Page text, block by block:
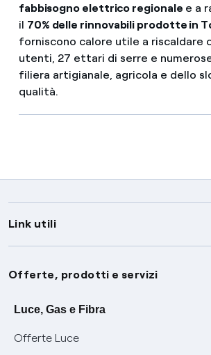
fabbisogno elettrico regionale e a
il 70% delle rinnovabili prodotte in
forniscono calore utile a riscaldare
utenti, 27 ettari di serre e
filiera artigianale, agricola e dello
qualità.
Link utili
Assistenza
Avvisi
SOS luce e gas
Servizi
Offerte, prodotti e servizi
Luce, Gas e Fibra
Offerte Luce